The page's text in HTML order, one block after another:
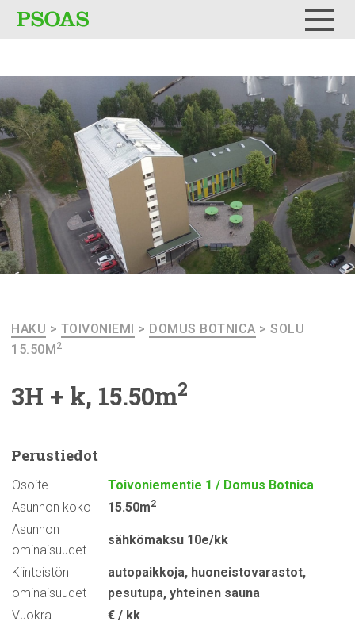
HAKU > TOIVONIEMI > DOMUS BOTNICA > SOLU
15.50M2
3H + k, 15.50m2
Perustiedot
Osoite
Toivoniementie 1 / Domus Botnica
Asunnon koko
15.50m2
Asunnon
ominaisuudet
sähkömaksu 10e/kk
Kiinteistön
ominaisuudet
autopaikkoja, huoneistovarastot,
pesutupa, yhteinen sauna
Vuokra
€ / kk